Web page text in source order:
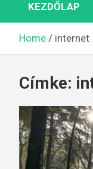
KEZDŐLAP
Home internet
Címke: